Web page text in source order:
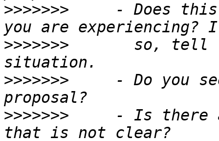
>>>>>>>
- Does
>>>>>>>
so, tell
>>>>>>>
- Do you
>>>>>>>
- Is there